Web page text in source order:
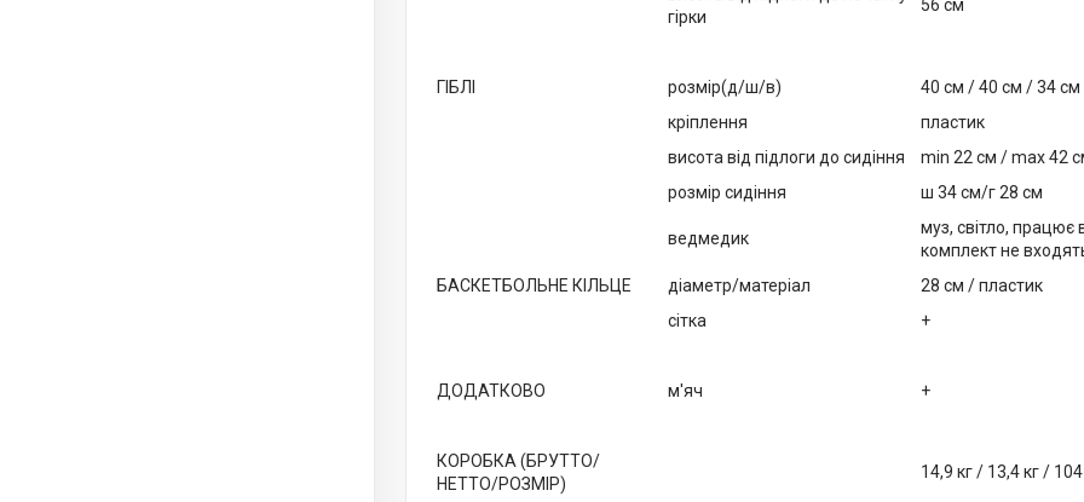
гірки
56 см
ГІБЛІ розмір(д/ш/в)
40 см / 40 см / 34 см
кріплення
пластик
висота від підлоги до сидіння
min 22 см / max 42
розмір сидіння
ш 34 см/г 28 см
ведмедик
муз, світло, працює
комплект не
БАСКЕТБОЛЬНЕ КІЛЬЦЕ
діаметр/матеріал
28 см / пластик
сітка
+
ДОДАТКОВО м'яч +
КОРОБКА (БРУТТО/
НЕТТО/РОЗМІР)
14,9 кг / 13,4 кг /